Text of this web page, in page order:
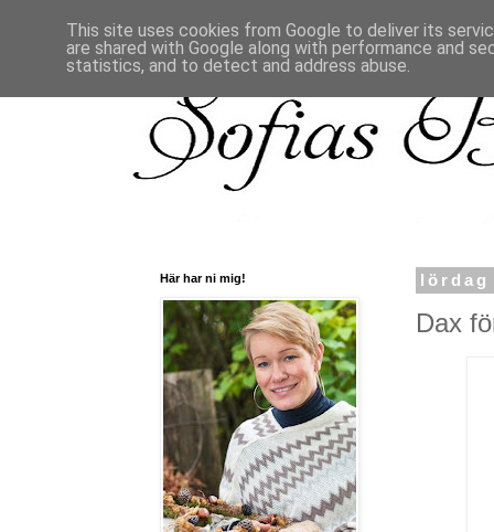
Dax
Här har ni mig!
This site uses cookies from Google to deliver its
are shared with Google along with performance and
statistics, and to detect and address abuse.